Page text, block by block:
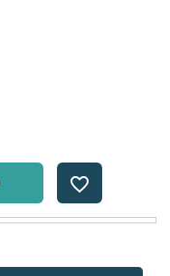
favorite_border